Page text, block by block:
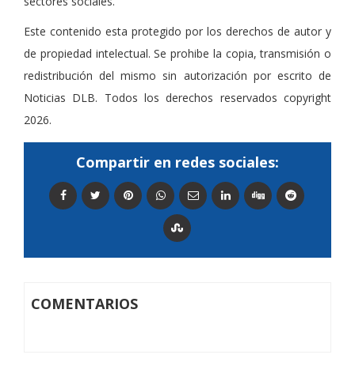
Este contenido esta protegido por los derechos de autor y
de propiedad intelectual. Se prohibe la copia, transmisión o
redistribución del mismo sin autorización por escrito de
Noticias DLB. Todos los derechos reservados copyright
2026.
Compartir en redes sociales:
COMENTARIOS